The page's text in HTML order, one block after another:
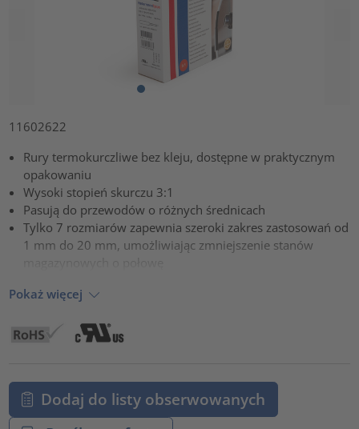
11602622
Rury termokurczliwe bez kleju, dostępne w praktycznym
opakowaniu
Wysoki stopień skurczu 3:1
Pasują do przewodów o różnych średnicach
Tylko 7 rozmiarów zapewnia szeroki zakres zastosowań od
1 mm do 20 mm, umożliwiając zmniejszenie stanów
Pokaż więcej
Dodaj do listy obserwowanych